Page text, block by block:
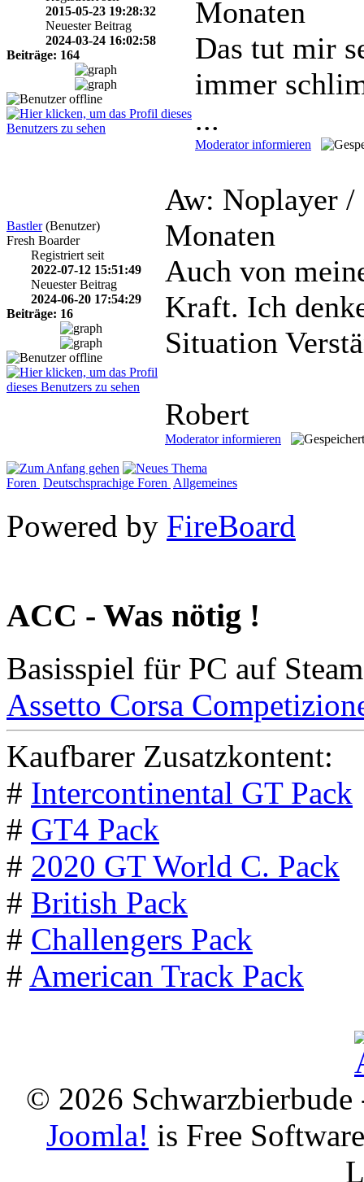
2015-05-23 19:28:32
Neuester Beitrag
2024-03-24 16:02:58
Beiträge: 164
Monaten
Das tut mir
immer
...
Moderator informieren
Bastler (Benutzer)
Fresh Boarder
Registriert seit
2022-07-12 15:51:49
Neuester Beitrag
2024-06-20 17:54:29
Beiträge: 16
Aw: Noplayer /
Monaten
Auch von
Kraft. Ich
Situation
Robert
Moderator informieren
Foren Deutschsprachige Foren Allgemeines
Powered by FireBoard
ACC - Was nötig !
Basisspiel für PC auf
Assetto Corsa
Kaufbarer Zusatzkontent:
# Intercontinental GT Pack
# GT4 Pack
# 2020 GT World C. Pack
# British Pack
# Challengers Pack
# American Track Pack
© 2026
Joomla! is Free